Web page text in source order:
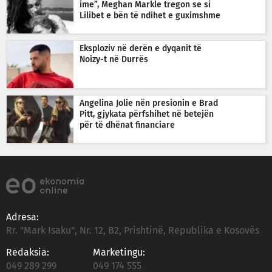
ime”, Meghan Markle tregon se si
Lilibet e bën të ndihet e guximshme
Eksploziv në derën e dyqanit të
Noizy-t në Durrës
Angelina Jolie nën presionin e Brad
Pitt, gjykata përfshihet në betejën
për të dhënat financiare
Adresa:
Rr. "Mark Isaku", Nr. 12, B2, Prishtinë, Republika e Kosovës
Redaksia:
049 289 299
Marketingu:
049 174 555